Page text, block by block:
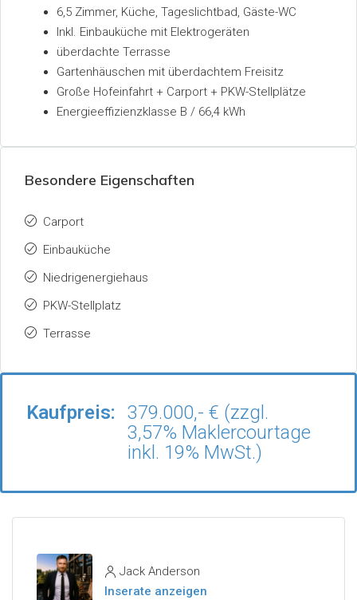
6,5 Zimmer, Küche, Tageslichtbad, Gäste-WC
Inkl. Einbauküche mit Elektrogeräten
überdachte Terrasse
Gartenhäuschen mit überdachtem Freisitz
Große Hofeinfahrt + Carport + PKW-Stellplätze
Energieeffizienzklasse B / 66,4 kWh
Besondere Eigenschaften
Carport
Einbauküche
Niedrigenergiehaus
PKW-Stellplatz
Terrasse
Kaufpreis:
379.000,- € (zzgl.
3,57% Maklercourtage
inkl. 19% MwSt.)
Jack Anderson
Inserate anzeigen